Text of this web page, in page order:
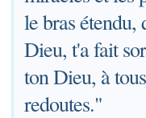
le bras
Dieu, t'a fait
ton Dieu, à
redoutes."